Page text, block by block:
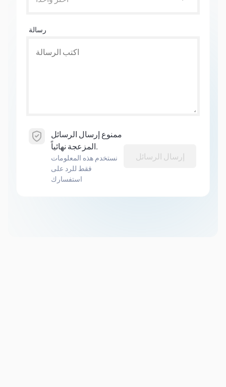
رسالة
ممنوع إرسال الرسائل
المزعجة نهائياً.
نستخدم هذه المعلومات
فقط للرد على
استفسارك
إرسال الرسائل